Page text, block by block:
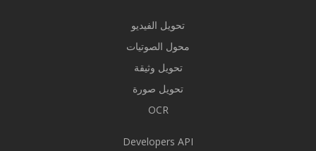
تحويل الفيديو
محول الصوتيات
تحويل وثيقة
تحويل صورة
OCR
Developers API